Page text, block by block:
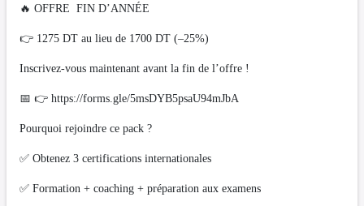
🔥 OFFRE FIN D’ANNÉE
👉 1275 DT au lieu de 1700 DT (–25%)
Inscrivez-vous maintenant avant la fin de l’offre !
📅 👉 https://forms.gle/5msDYB5psaU94mJbA
Pourquoi rejoindre ce pack ?
✅ Obtenez 3 certifications internationales
✅ Formation + coaching + préparation aux examens